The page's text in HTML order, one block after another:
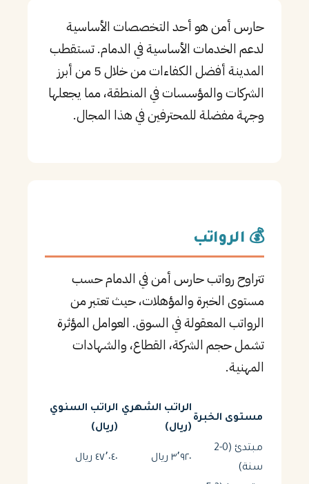
حارس أمن هو أحد التخصصات الأساسية
لدعم الخدمات الأساسية في الدمام. تستقطب
المدينة أفضل الكفاءات من خلال 5 من أبرز
الشركات والمؤسسات في المنطقة، مما يجعلها
وجهة مفضلة للمحترفين في هذا المجال.
💰 الرواتب
تتراوح رواتب حارس أمن في الدمام حسب
مستوى الخبرة والمؤهلات، حيث تعتبر من
الرواتب المعقولة في السوق. العوامل المؤثرة
تشمل حجم الشركة، القطاع، والشهادات
المهنية.
مستوى الخبرة
الراتب الشهري
(ريال)
الراتب السنوي
(ريال)
مبتدئ (0-2
سنة)
٣٬٩٢٠ ريال ٤٧٬٠٤٠ ريال